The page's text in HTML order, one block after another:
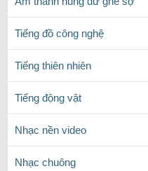
Tiếng đồ công nghệ
Tiếng thiên nhiên
Tiếng động vật
Nhạc nền video
Nhạc chuông